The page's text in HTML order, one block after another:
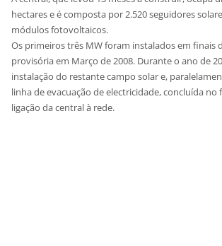
hectares e é composta por 2.520 seguidores
módulos fotovoltaicos.
Os primeiros três MW foram instalados em finais
provisória em Março de 2008. Durante o ano de
instalação do restante campo solar e,
linha de evacuação de electricidade, concluída no
ligação da central à rede.